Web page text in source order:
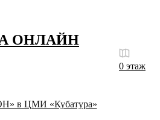
ОНЛАЙН
0 этаж